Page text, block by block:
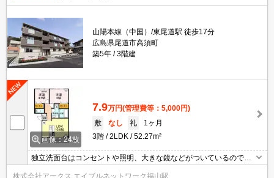
山陽本線（中国）/東尾道駅 徒歩17分
広島県尾道市高須町
築5年
3階建
画像：24枚
7.9万円(管理費等：5,000円)
敷
なし 礼
1ヶ月
3階
2LDK 52.27m²
独立洗面台はコンセントや照明、大きな鏡などがついているので化
粧や身支度の際に便利です。収納はシューズボックス・床下収納な
株式会社アークス エイブルネットワーク福山駅